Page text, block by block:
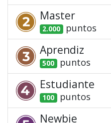
Master
2.000 puntos
Aprendiz
500 puntos
Estudiante
100 puntos
Newbie